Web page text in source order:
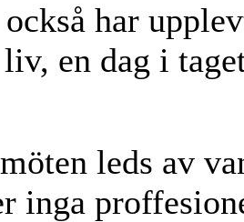
också har
en dag i
leds av
inga